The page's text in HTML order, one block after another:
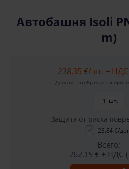
Aвтобашня Isoli
m)
238.35 €/шт. + НДС
Депозит: отображается при
шт.
Защита от риска
23.84 €/
Всего:
262.19 € + НДС